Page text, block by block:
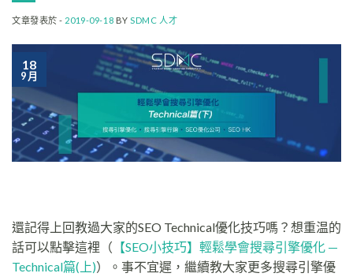
文章發表於 - 2019-09-18 BY SDMC 人才
18
9 月
還記得上回教過大家的SEO Technical優化技巧嗎？想重温的
話可以點擊這裡（ 【SEO小技巧】輕鬆學會搜尋引擎優化 —
Technical篇(上)）。事不宜遲，繼續教大家更多搜尋引擎優